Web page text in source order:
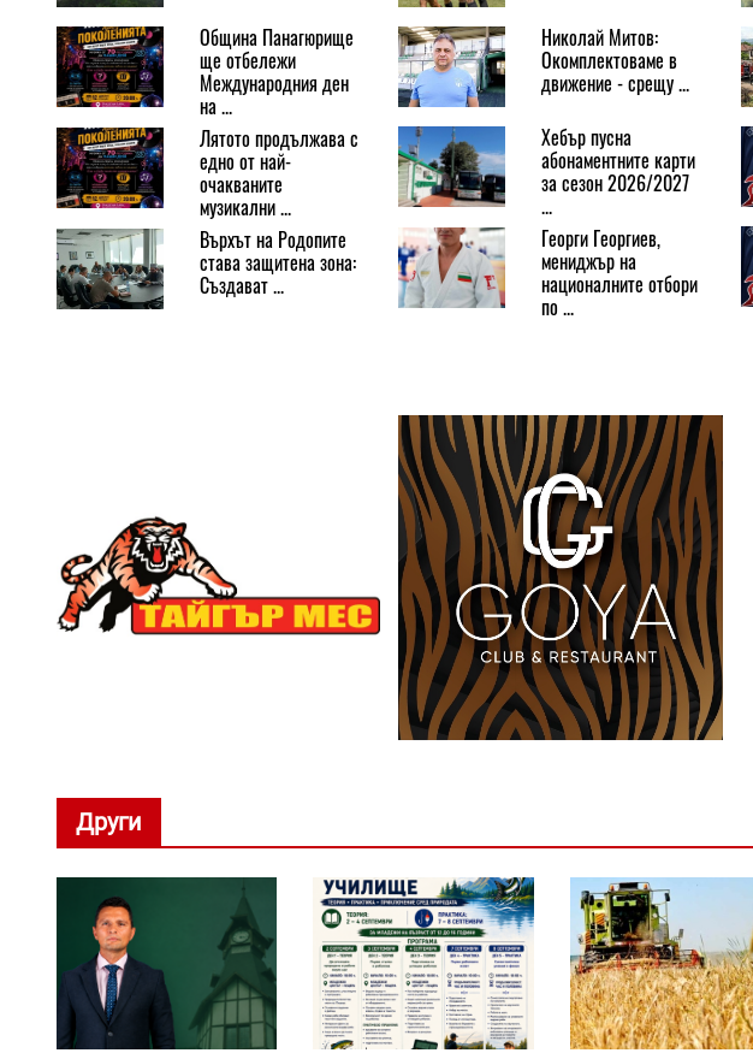
Община Панагюрище
ще отбележи
Международния ден
на ...
Лятото продължава с
едно от най-
очакваните
музикални ...
Върхът на Родопите
става защитена зона:
Създават ...
Николай Митов:
Окомплектоваме в
движение - срещу ...
Хебър пусна
абонаментните карти
за сезон 2026/2027
...
Георги Георгиев,
мениджър на
националните отбори
по ...
Други